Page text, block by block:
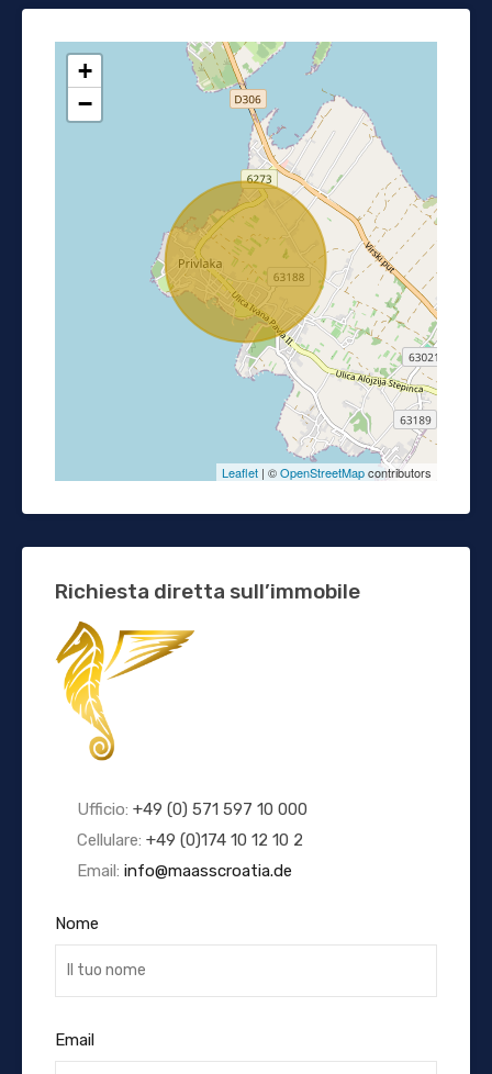
+
−
Leaflet | ©OpenStreetMapcontributors
Richiesta diretta sull’immobile
Ufficio: +49 (0) 571 597 10 000
Cellulare: +49 (0)174 10 12 10 2
Email: info@maasscroatia.de
Nome
Email